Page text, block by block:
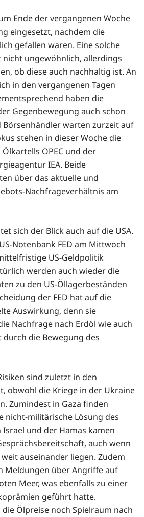
Ende der vergangenen Woche
eingesetzt, nachdem die
gefallen waren. Eine solche
nicht ungewöhnlich, allerdings
ob diese auch nachhaltig ist. An
in den vergangenen Tagen
haben die
Gegenbewegung auch schon
warten zurzeit auf
stehen in dieser Woche die
OPEC und der
IEA. Beide
über das aktuelle und
Nachfrageverhältnis am
sich der Blick auch auf die USA.
Notenbank FED am Mittwoch
US-Geldpolitik
werden auch wieder die
zu den US-Öllagerbeständen
der FED hat auf die
Auswirkung, denn sie
Nachfrage nach Erdöl wie auch
die Bewegung des
sind zuletzt in den
obwohl die Kriege in der Ukraine
Zumindest in Gaza finden
nicht-militärische Lösung des
und der Hamas kamen
auch wenn
auseinander liegen. Zudem
Meldungen über Angriffe auf
Meer, was ebenfalls zu einer
geführt hatte.
Ölpreise noch Spielraum nach